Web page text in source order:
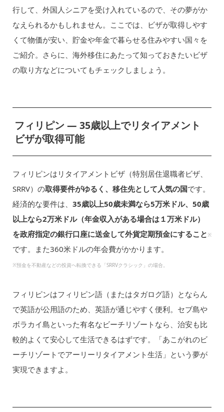
行して、外国人シニアを受け入れているので、その夢がか
なえられるかもしれません。ここでは、ビザが取得しやす
くて物価が安い、貯金や年金で暮らせる住みやすい国々を
ご紹介。さらに、海外移住にあたって知っておきたいビザ
の取り方などについてもチェックしましょう。
フィリピン ― 35歳以上でリタイアメント
ビザが取得可能
フィリピンはリタイアメントビザ（特別居住退職者ビザ、
SRRV）の取得要件がゆるく、移住先として人気の国です。
経済的な要件は、 35歳以上50歳未満なら5万米ドル、50歳
以上なら2万米ドル（年金収入がある場合は１万米ドル）
を政府指定の銀行口座に送金して外貨定期預金にすること※
です。また360米ドルの年会費がかかります。
※預金を不動産などの投資へ転換できる「SRRVクラシック」の場合。
フィリピンはフィリピン語（またはタガログ語）とならん
で英語が公用語のため、英語が通じやすく便利。セブ島や
ボラカイ島といった有名なビーチリゾートなら、治安も比
較的よくて安心して生活できるはずです。「あこがれのビ
ーチリゾートでアーリーリタイアメント生活」という夢が
実現できますよ。